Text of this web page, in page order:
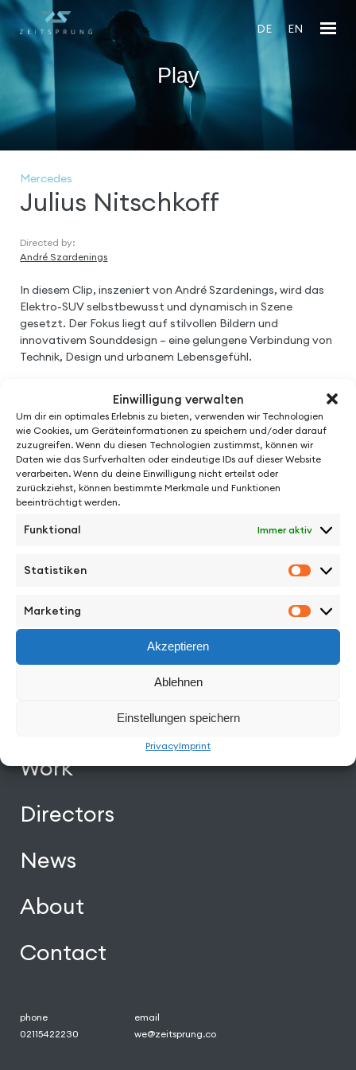
Einwilligung verwalten
Um dir ein optimales Erlebnis zu bieten, verwenden wir Technologien
wie Cookies, um Geräteinformationen zu speichern und/oder darauf
zuzugreifen. Wenn du diesen Technologien zustimmst, können wir
Daten wie das Surfverhalten oder eindeutige IDs auf dieser Website
verarbeiten. Wenn du deine Einwilligung nicht erteilst oder
zurückziehst, können bestimmte Merkmale und Funktionen
beeinträchtigt werden.
Funktional Immer aktiv
Statistiken
Marketing
Akzeptieren
Ablehnen
Einstellungen speichern
PrivacyImprint
DE EN
Play
Mercedes
Julius Nitschkoff
Directed by:
André Szardenings
In diesem Clip, inszeniert von André Szardenings, wird das
Elektro-SUV selbstbewusst und dynamisch in Szene
gesetzt. Der Fokus liegt auf stilvollen Bildern und
innovativem Sounddesign – eine gelungene Verbindung von
Technik, Design und urbanem Lebensgefühl.
Work
Directors
News
About
Contact
phone
02115422230
email
we@zeitsprung.co